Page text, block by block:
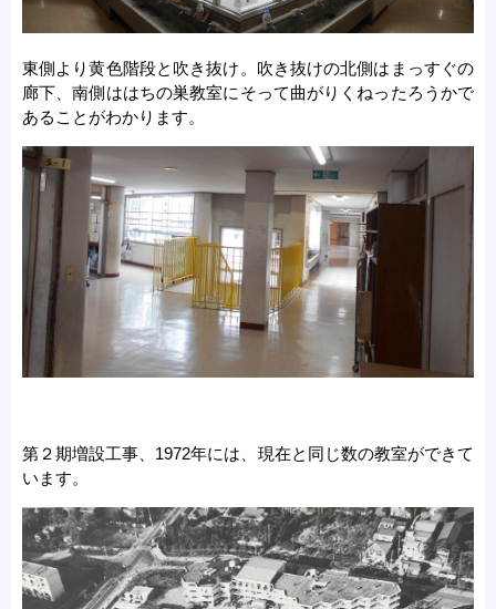
東側より黄色階段と吹き抜け。吹き抜けの北側はまっすぐの
廊下、南側ははちの巣教室にそって曲がりくねったろうかで
あることがわかります。
第２期増設工事、1972年には、現在と同じ数の教室ができて
います。